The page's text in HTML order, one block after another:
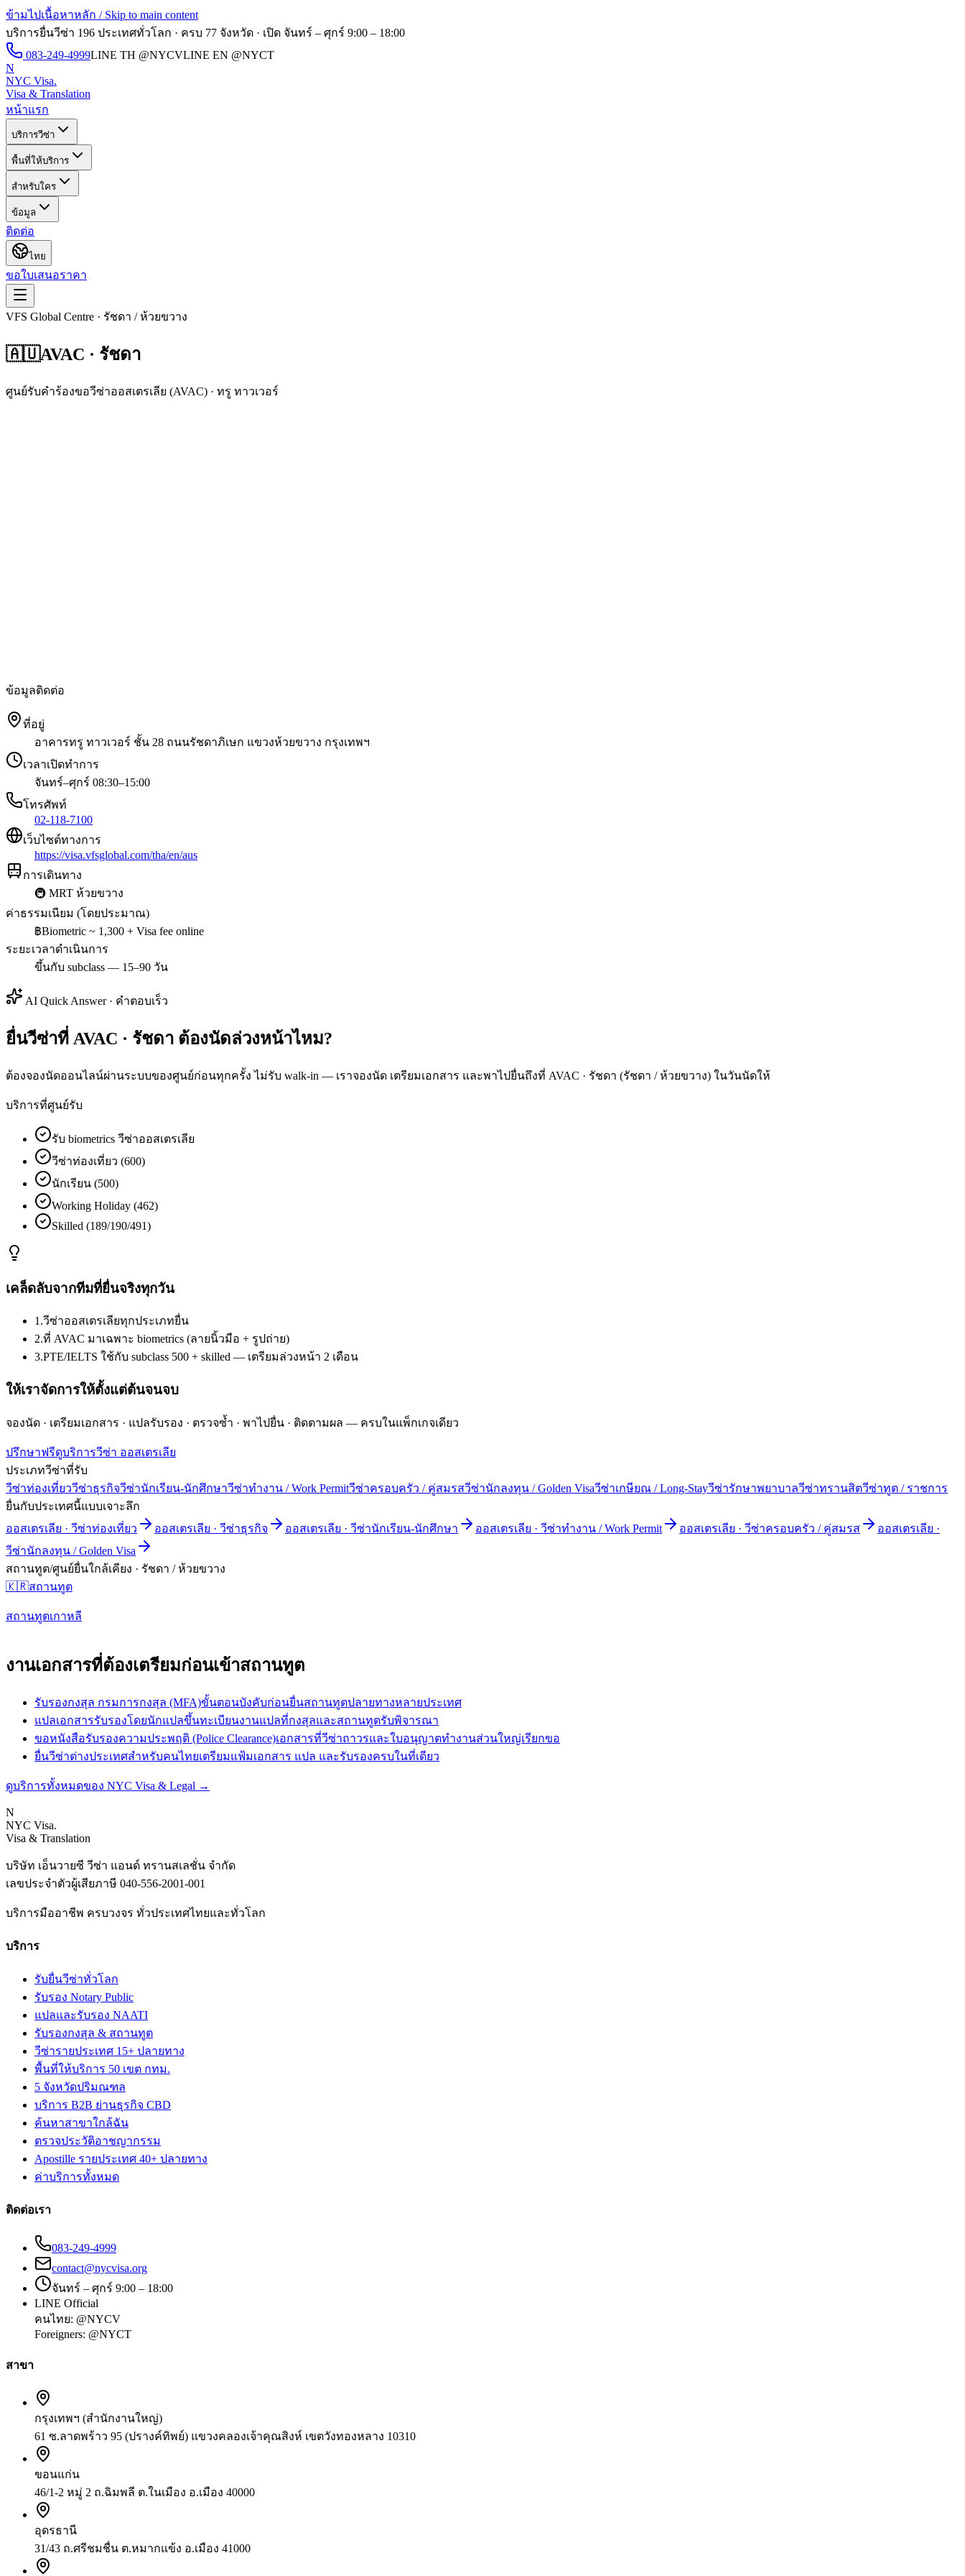
ข้ามไปเนื้อหาหลัก / Skip to main content
บริการยื่นวีซ่า 196 ประเทศทั่วโลก · ครบ 77 จังหวัด · เปิด จันทร์ – ศุกร์ 9:00 – 18:00
083-249-4999LINE TH @NYCVLINE EN @NYCT
N
NYC Visa.
Visa & Translation
หน้าแรก
บริการวีซ่า
พื้นที่ให้บริการ
สำหรับใคร
ข้อมูล
ติดต่อ
ไทย
ขอใบเสนอราคา
VFS Global Centre · รัชดา / ห้วยขวาง
🇦🇺AVAC · รัชดา
ศูนย์รับคำร้องขอวีซ่าออสเตรเลีย (AVAC) · ทรู ทาวเวอร์
ข้อมูลติดต่อ
ที่อยู่
อาคารทรู ทาวเวอร์ ชั้น 28 ถนนรัชดาภิเษก แขวงห้วยขวาง กรุงเทพฯ
เวลาเปิดทำการ
จันทร์–ศุกร์ 08:30–15:00
โทรศัพท์
02-118-7100
เว็บไซต์ทางการ
https://visa.vfsglobal.com/tha/en/aus
การเดินทาง
🚇 MRT ห้วยขวาง
ค่าธรรมเนียม (โดยประมาณ)
฿Biometric ~ 1,300 + Visa fee online
ระยะเวลาดำเนินการ
ขึ้นกับ subclass — 15–90 วัน
AI Quick Answer · คำตอบเร็ว
ยื่นวีซ่าที่ AVAC · รัชดา ต้องนัดล่วงหน้าไหม?
ต้องจองนัดออนไลน์ผ่านระบบของศูนย์ก่อนทุกครั้ง ไม่รับ walk-in — เราจองนัด เตรียมเอกสาร และพาไปยื่นถึงที่ AVAC · รัชดา (รัชดา / ห้วยขวาง) ในวันนัดให้
บริการที่ศูนย์รับ
รับ biometrics วีซ่าออสเตรเลีย
วีซ่าท่องเที่ยว (600)
นักเรียน (500)
Working Holiday (462)
Skilled (189/190/491)
เคล็ดลับจากทีมที่ยื่นจริงทุกวัน
1 .วีซ่าออสเตรเลียทุกประเภทยื่น
2.ที่ AVAC มาเฉพาะ biometrics (ลายนิ้วมือ + รูปถ่าย)
3.PTE/IELTS ใช้กับ subclass 500 + skilled — เตรียมล่วงหน้า 2 เดือน
ให้เราจัดการให้ตั้งแต่ต้นจนจบ
จองนัด · เตรียมเอกสาร · แปลรับรอง · ตรวจซ้ำ · พาไปยื่น · ติดตามผล — ครบในแพ็กเกจเดียว
ปรึกษาฟรีดูบริการวีซ่า ออสเตรเลีย
ประเภทวีซ่าที่รับ
วีซ่าท่องเที่ยววีซ่าธุรกิจวีซ่านักเรียน-นักศึกษาวีซ่าทำงาน / Work Permitวีซ่าครอบครัว / คู่สมรสวีซ่านักลงทุน / Golden Visaวีซ่าเกษียณ / Long-Stayวีซ่ารักษาพยาบาลวีซ่าทรานสิตวีซ่าทูต / ราชการ
ยื่นกับประเทศนี้แบบเจาะลึก
ออสเตรเลีย · วีซ่าท่องเที่ยว ออสเตรเลีย · วีซ่าธุรกิจ ออสเตรเลีย · วีซ่านักเรียน-นักศึกษา ออสเตรเลีย · วีซ่าทำงาน / Work Permit ออสเตรเลีย · วีซ่าครอบครัว / คู่สมรส ออสเตรเลีย ·
วีซ่านักลงทุน / Golden Visa
สถานทูต/ศูนย์ยื่นใกล้เคียง · รัชดา / ห้วยขวาง
🇰🇷สถานทูต
สถานทูตเกาหลี
งานเอกสารที่ต้องเตรียมก่อนเข้าสถานทูต
รับรองกงสุล กรมการกงสุล (MFA)ขั้นตอนบังคับก่อนยื่นสถานทูตปลายทางหลายประเทศ
แปลเอกสารรับรองโดยนักแปลขึ้นทะเบียนงานแปลที่กงสุลและสถานทูตรับพิจารณา
ขอหนังสือรับรองความประพฤติ (Police Clearance)เอกสารที่วีซ่าถาวรและใบอนุญาตทำงานส่วนใหญ่เรียกขอ
ยื่นวีซ่าต่างประเทศสำหรับคนไทยเตรียมแฟ้มเอกสาร แปล และรับรองครบในที่เดียว
ดูบริการทั้งหมดของ NYC Visa & Legal →
N
NYC Visa.
Visa & Translation
บริษัท เอ็นวายซี วีซ่า แอนด์ ทรานสเลชั่น จำกัด
เลขประจำตัวผู้เสียภาษี 040-556-2001-001
บริการมืออาชีพ ครบวงจร ทั่วประเทศไทยและทั่วโลก
บริการ
รับยื่นวีซ่าทั่วโลก
รับรอง Notary Public
แปลและรับรอง NAATI
รับรองกงสุล & สถานทูต
วีซ่ารายประเทศ 15+ ปลายทาง
พื้นที่ให้บริการ 50 เขต กทม.
5 จังหวัดปริมณฑล
บริการ B2B ย่านธุรกิจ CBD
ค้นหาสาขาใกล้ฉัน
ตรวจประวัติอาชญากรรม
Apostille รายประเทศ 40+ ปลายทาง
ค่าบริการทั้งหมด
ติดต่อเรา
083-249-4999
contact@nycvisa.org
จันทร์ – ศุกร์ 9:00 – 18:00
LINE Official
คนไทย: @NYCV
Foreigners: @NYCT
สาขา
กรุงเทพฯ (สำนักงานใหญ่)
61 ซ.ลาดพร้าว 95 (ปรางค์ทิพย์) แขวงคลองเจ้าคุณสิงห์ เขตวังทองหลาง 10310
ขอนแก่น
46/1-2 หมู่ 2 ถ.ฉิมพลี ต.ในเมือง อ.เมือง 40000
อุดรธานี
31/43 ถ.ศรีชมชื่น ต.หมากแข้ง อ.เมือง 41000